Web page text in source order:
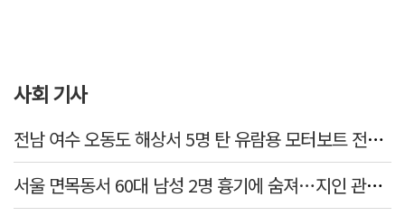
사회 기사
전남 여수 오동도 해상서 5명 탄 유람용 모터보트 전복…2명 숨져
서울 면목동서 60대 남성 2명 흉기에 숨져…지인 관계로 추정